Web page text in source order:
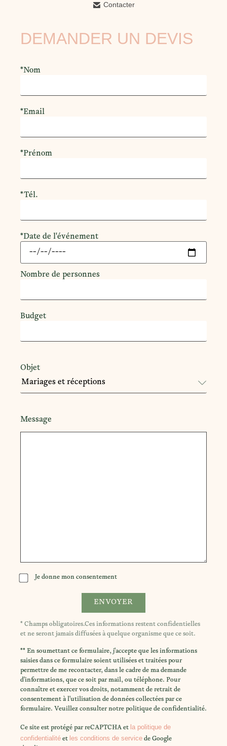
DEMANDER UN DEVIS
*Nom
*Email
*Prénom
*Tél.
*Date de l'événement
Nombre de personnes
Budget
Objet
Message
Je donne mon consentement
* Champs obligatoires.Ces informations restent confidentielles
et ne seront jamais diffusées à quelque organisme que ce soit.
** En soumettant ce formulaire, j'accepte que les informations
saisies dans ce formulaire soient utilisées et traitées pour
permettre de me recontacter, dans le cadre de ma demande
d'informations, que ce soit par mail, ou téléphone. Pour
connaître et exercer vos droits, notamment de retrait de
consentement à l'utilisation de données collectées par ce
formulaire. Veuillez consulter notre politique de confidentialité.
Ce site est protégé par reCAPTCHA et la politique de
confidentialité et les conditions de service de Google
Contacter